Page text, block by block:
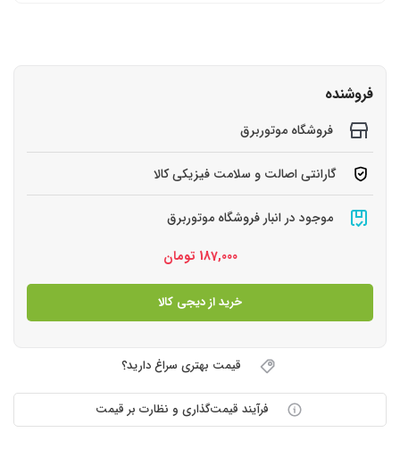
فروشنده
فروشگاه موتوربرق
گارانتی اصالت و سلامت فیزیکی کالا
موجود در انبار فروشگاه موتوربرق
187,000 تومان
خرید از دیجی کالا
قیمت بهتری سراغ دارید؟
فرآیند قیمت‌گذاری و نظارت بر قیمت